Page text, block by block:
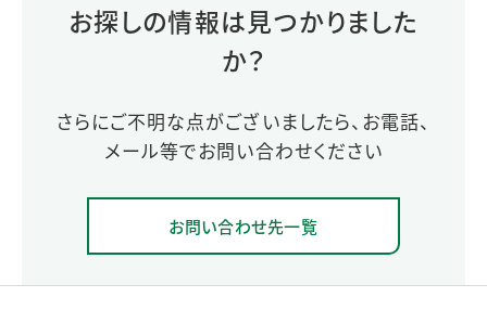
お探しの情報は見つかりました
か？
さらにご不明な点がございましたら、お電話、
メール等でお問い合わせください
お問い合わせ先一覧